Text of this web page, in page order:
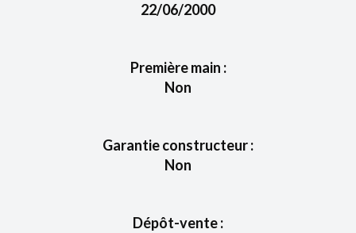
22/06/2000
Première main :
Non
Garantie constructeur :
Non
Dépôt-vente :